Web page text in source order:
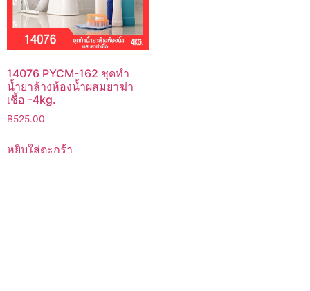
14076 PYCM-162 ชุดทำ
น้ำยาล้างห้องน้ำผสมยาฆ่า
เชื้อ -4kg.
฿525.00
หยิบใส่ตะกร้า